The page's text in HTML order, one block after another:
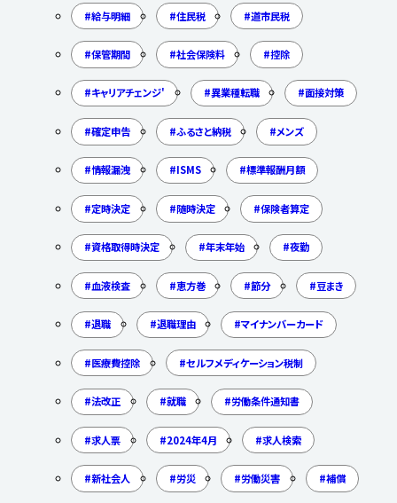
給与明細 住民税 道市民税
保管期間 社会保険料 控除
キャリアチェンジ' 異業種転職 面接対策
確定申告 ふるさと納税 メンズ
情報漏洩 ISMS 標準報酬月額
定時決定 随時決定 保険者算定
資格取得時決定 年末年始 夜勤
血液検査 恵方巻 節分 豆まき
退職 退職理由 マイナンバーカード
医療費控除 セルフメディケーション税制
法改正 就職 労働条件通知書
求人票 2024年4月 求人検索
新社会人 労災 労働災害 補償